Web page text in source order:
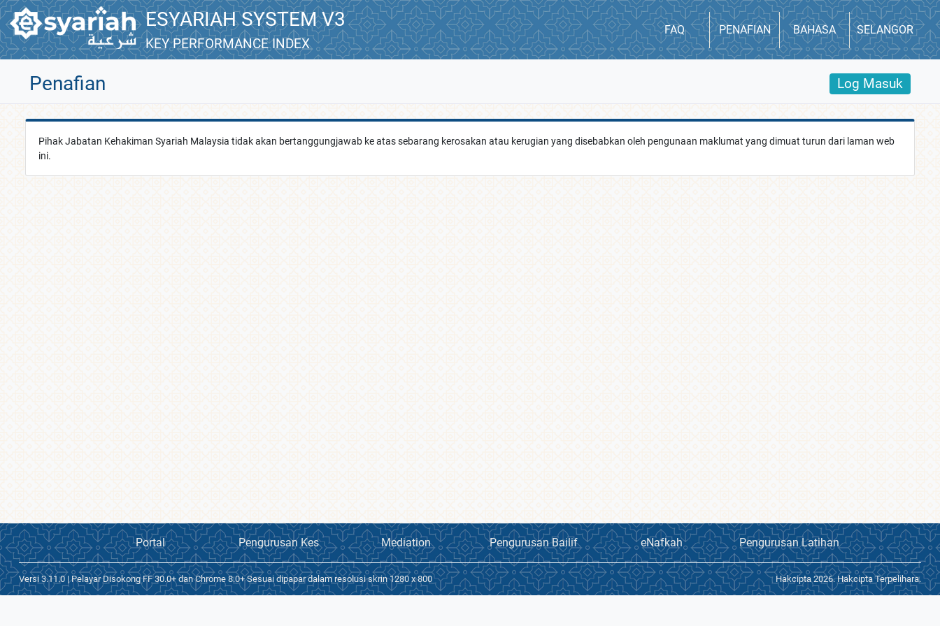
ESYARIAH SYSTEM V3
KEY PERFORMANCE INDEX
FAQ PENAFIAN BAHASA SELANGOR
Penafian Log Masuk
Pihak Jabatan Kehakiman Syariah Malaysia tidak akan bertanggungjawab ke atas sebarang kerosakan atau kerugian yang disebabkan oleh pengunaan maklumat yang dimuat turun dari laman web
ini.
Portal Pengurusan Kes Mediation Pengurusan Bailif eNafkah Pengurusan Latihan
Versi 3.11.0 | Pelayar Disokong FF 30.0+ dan Chrome 8.0+ Sesuai dipapar dalam resolusi skrin 1280 x 800 Hakcipta 2026. Hakcipta Terpelihara.